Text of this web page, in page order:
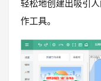
轻松地创建出吸引
作工具。